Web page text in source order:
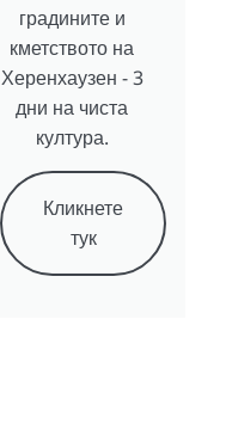
градините и
кметството на
Херенхаузен - 3
дни на чиста
култура.
Кликнете
тук